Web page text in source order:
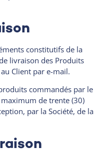
constitutifs de la
livraison des Produits
Client par e-mail.
commandés par le
de trente (30)
par la Société, de la